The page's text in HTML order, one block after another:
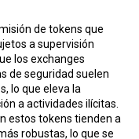
de tokens que
a supervisión
los exchanges
de seguridad suelen
lo que eleva la
a actividades ilícitas.
estos tokens tienden a
robustas, lo que se